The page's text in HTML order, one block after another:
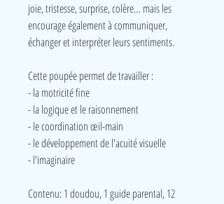
joie, tristesse, surprise, colère… mais les
encourage également à communiquer,
échanger et interpréter leurs sentiments.
Cette poupée permet de travailler :
- la motricité fine
- la logique et le raisonnement
- le coordination œil-main
- le développement de l'acuité visuelle
- l'imaginaire
Contenu: 1 doudou, 1 guide parental, 12